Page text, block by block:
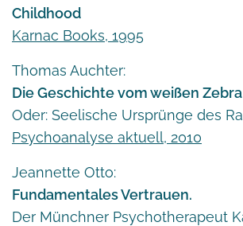
Childhood
Karnac Books, 1995
Thomas Auchter:
Die Geschichte vom weißen Zebra
Oder: Seelische Ursprünge des
Psychoanalyse aktuell, 2010
Jeannette Otto:
Fundamentales Vertrauen.
Der Münchner Psychotherapeut